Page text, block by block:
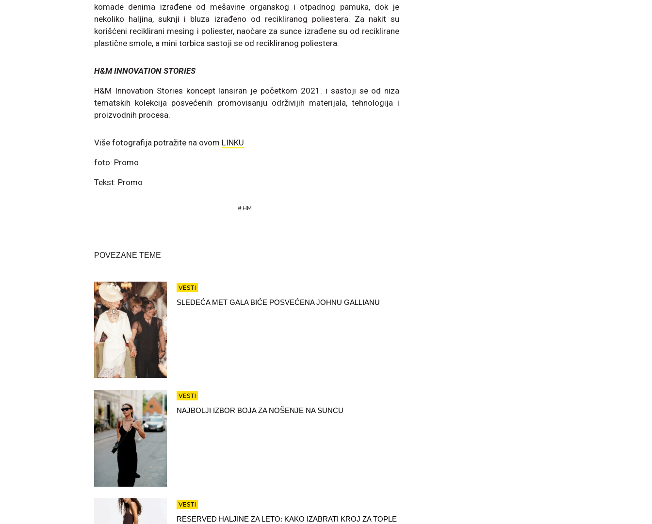
komade denima izrađene od mešavine organskog i otpadnog pamuka, dok je
nekoliko haljina, suknji i bluza izrađeno od recikliranog poliestera. Za nakit su
korišćeni reciklirani mesing i poliester, naočare za sunce izrađene su od reciklirane
plastične smole, a mini torbica sastoji se od recikliranog poliestera.
H&M INNOVATION STORIES
H&M Innovation Stories koncept lansiran je početkom 2021. i sastoji se od niza
tematskih kolekcija posvećenih promovisanju održivijih materijala, tehnologija i
proizvodnih procesa.
Više fotografija potražite na ovom LINKU
foto: Promo
Tekst: Promo
#HM
POVEZANE TEME
VESTI
SLEDEĆA MET GALA BIĆE POSVEĆENA JOHNU GALLIANU
VESTI
NAJBOLJI IZBOR BOJA ZA NOŠENJE NA SUNCU
VESTI
RESERVED HALJINE ZA LETO: KAKO IZABRATI KROJ ZA TOPLE